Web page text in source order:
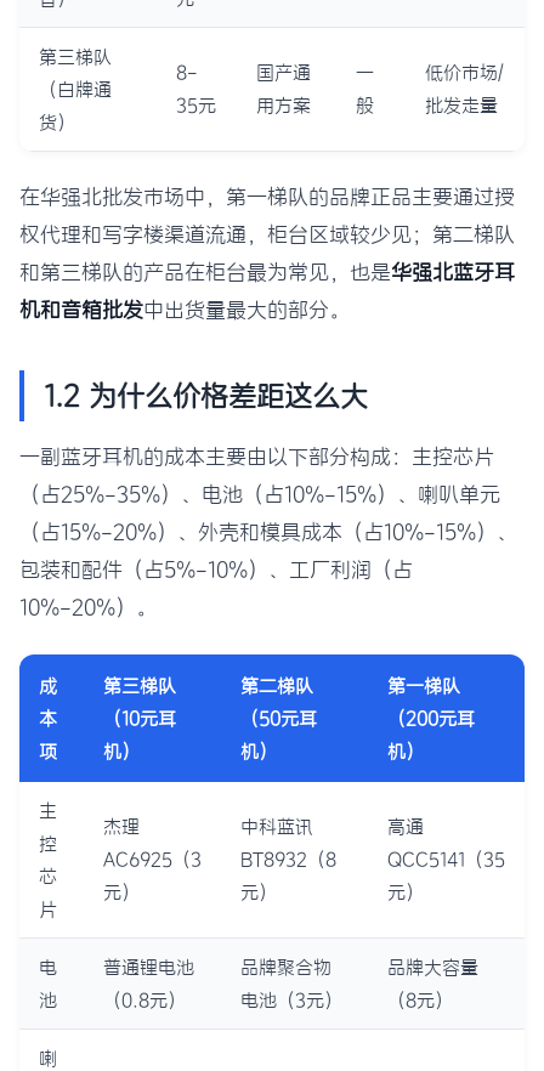
第三梯队
（白牌通
货）
8-
35元
国产通
用方案
一
般
低价市场/
批发走量
在华强北批发市场中，第一梯队的品牌正品主要通过授
权代理和写字楼渠道流通，柜台区域较少见；第二梯队
和第三梯队的产品在柜台最为常见，也是华强北蓝牙耳
机和音箱批发中出货量最大的部分。
1.2 为什么价格差距这么大
一副蓝牙耳机的成本主要由以下部分构成：主控芯片
（占25%-35%）、电池（占10%-15%）、喇叭单元
（占15%-20%）、外壳和模具成本（占10%-15%）、
包装和配件（占5%-10%）、工厂利润（占
10%-20%）。
成
本
项
第三梯队
（10元耳
机）
第二梯队
（50元耳
机）
第一梯队
（200元耳
机）
主
控
芯
片
杰理
AC6925（3
元）
中科蓝讯
BT8932（8
元）
高通
QCC5141（35
元）
电
池
普通锂电池
（0.8元）
品牌聚合物
电池（3元）
品牌大容量
（8元）
喇